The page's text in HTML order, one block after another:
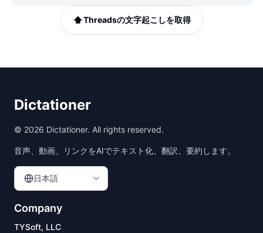
⬆️Threadsの文字起こしを取得
Dictationer
© 2026 Dictationer. All rights reserved.
音声、動画、リンクをAIでテキスト化、翻訳、要約します。
日本語
Company
TYSoft, LLC